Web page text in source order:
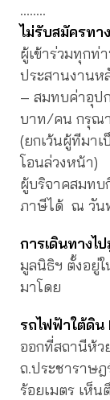
……..
ไม่รับสมัครทา
ผู้เข้าร่วมทุกท่
ประสานงานห
– สมทบค่าอุป
บาท/คน กรุณา
(ยกเว้นผู้ทีมา
โอนล่วงหน้า)
ผู้บริจาคสมทบ
ภาษีได้ ณ วัน
การเดินทางไ
มูลนิธิฯ ตั้งอยู่
มาโดย
รถไฟฟ้าใต้ดิน
ออกที่สถานีห้ว
ถ.ประชาราษ
ร้อยเมตร เห็